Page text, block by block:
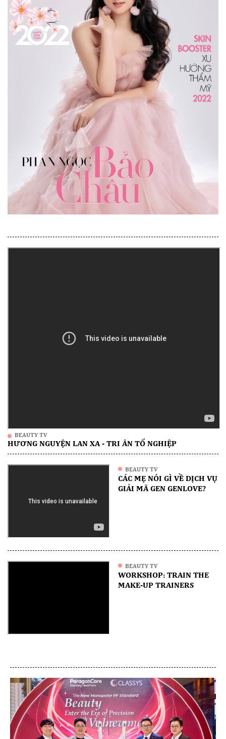
BEAUTY TV
HƯƠNG NGUYỆN LAN XA - TRI ÂN TỔ NGHIỆP
BEAUTY TV
CÁC MẸ NÓI GÌ VỀ DỊCH VỤ
GIẢI MÃ GEN GENLOVE?
BEAUTY TV
WORKSHOP: TRAIN THE
MAKE-UP TRAINERS